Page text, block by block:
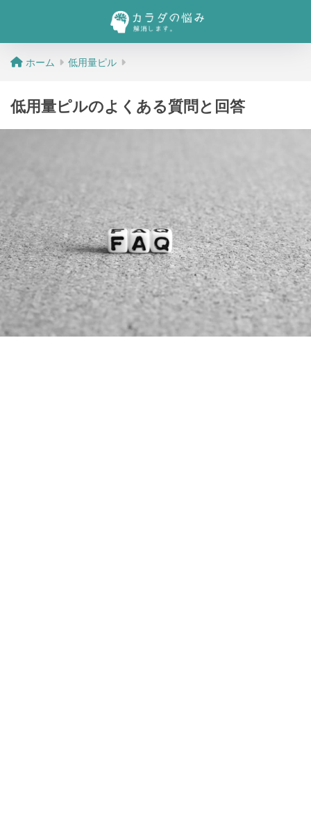
ホーム 低用量ピル
低用量ピルのよくある質問と回答